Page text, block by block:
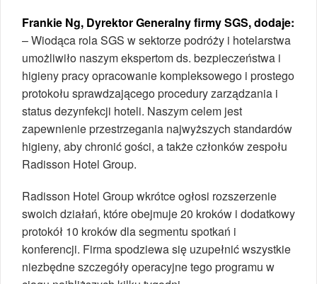
Frankie Ng, Dyrektor Generalny firmy SGS, dodaje:
– Wiodąca rola SGS w sektorze podróży i hotelarstwa
umożliwiło naszym ekspertom ds. bezpieczeństwa i
higieny pracy opracowanie kompleksowego i prostego
protokołu sprawdzającego procedury zarządzania i
status dezynfekcji hoteli. Naszym celem jest
zapewnienie przestrzegania najwyższych standardów
higieny, aby chronić gości, a także członków zespołu
Radisson Hotel Group.
Radisson Hotel Group wkrótce ogłosi rozszerzenie
swoich działań, które obejmuje 20 kroków i dodatkowy
protokół 10 kroków dla segmentu spotkań i
konferencji. Firma spodziewa się uzupełnić wszystkie
niezbędne szczegóły operacyjne tego programu w